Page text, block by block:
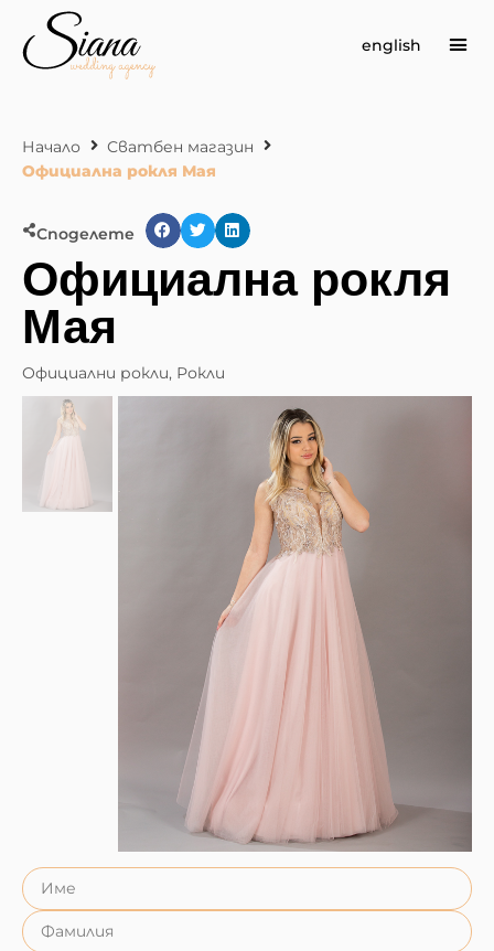
english
Начало
Сватбен магазин
Официална рокля Мая
Споделете
Официална рокля
Мая
Официални рокли, Рокли